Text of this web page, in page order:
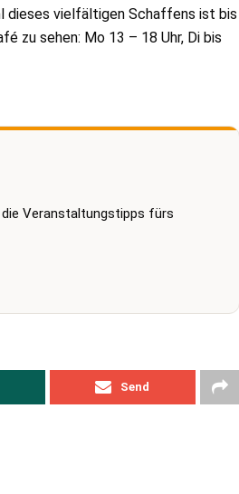
dieses vielfältigen Schaffens ist bis
zu sehen: Mo 13 – 18 Uhr, Di bis
Veranstaltungstipps fürs
Send